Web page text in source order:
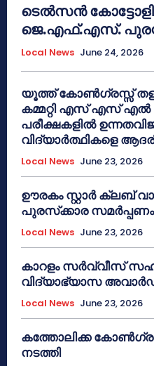
ടെൽസൻ
ജെ.എഫ്.എസ്.
Local News June 24, 2026
യൂത്ത് കോൺഗ്രസ്സ്
കമ്മറ്റി എസ് എസ്
പരീക്ഷകളിൽ
വിദ്യാർത്ഥികളെ
Local News June 23, 2026
ഊരകം സ്റ്റാർ ക്ലബ്
പുരസ്‌ക്കാര സമർപ്പണം
Local News June 23, 2026
കാറളം സർവ്വീസ്
വിദ്യാഭ്യാസ
Local News June 23, 2026
കത്തോലിക്ക
നടത്തി